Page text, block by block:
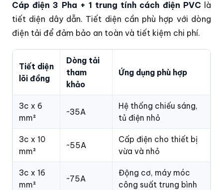
Cáp điện 3 Pha + 1 trung tính cách điện PVC là
tiết diện dây dẫn. Tiết diện cần phù hợp với dòng
điện tải để đảm bảo an toàn và tiết kiệm chi phí.
Tiết diện
lõi đồng
Dòng tải
tham
khảo
Ứng dụng phù hợp
3c x 6
mm²
~35A
Hệ thống chiếu sáng,
tủ điện nhỏ
3c x 10
mm²
~55A
Cấp điện cho thiết bị
vừa và nhỏ
3c x 16
mm²
~75A
Động cơ, máy móc
công suất trung bình